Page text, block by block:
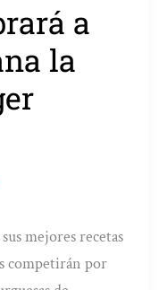
a
la
mejores recetas
competirán por